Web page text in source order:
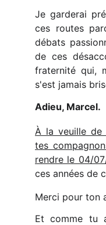
Je garderai
ces routes
débats
de ces
fraternité qui,
s'est jamais
Adieu, Marcel.
À la veuille de
tes
rendre le 04/
ces années de
Merci pour ton
Et comme tu